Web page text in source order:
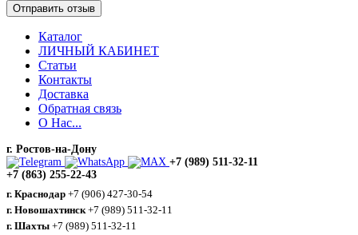
Каталог
ЛИЧНЫЙ КАБИНЕТ
Статьи
Контакты
Доставка
Обратная связь
О Нас...
г. Ростов-на-Дону
+7 (989) 511-32-11
+7 (863) 255-22-43
г. Краснодар +7 (906) 427-30-54
г. Новошахтинск +7 (989) 511-32-11
г. Шахты +7 (989) 511-32-11